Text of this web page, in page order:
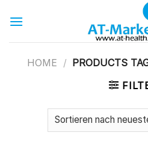
Inhalt
HOME / PRODUCTS